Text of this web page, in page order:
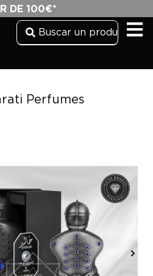
DE 100€*
Perfumes